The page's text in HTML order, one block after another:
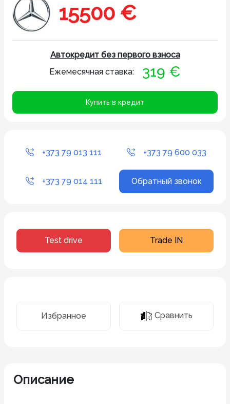
15500 €
Автокредит без первого взноса
Ежемесячная ставка:
319 €
Купить в кредит
+373 79 013 111 +373 79 600 033
+373 79 014 111 Обратный звонок
Test drive Trade IN
Избранное Сравнить
Описание